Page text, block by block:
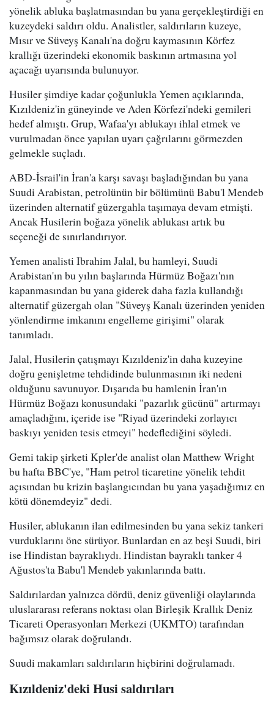
yönelik abluka başlatmasından bu yana gerçekleştirdiği en
kuzeydeki saldırı oldu. Analistler, saldırıların kuzeye,
Mısır ve Süveyş Kanalı'na doğru kaymasının Körfez
krallığı üzerindeki ekonomik baskının artmasına yol
açacağı uyarısında bulunuyor.
Husiler şimdiye kadar çoğunlukla Yemen açıklarında,
Kızıldeniz'in güneyinde ve Aden Körfezi'ndeki gemileri
hedef almıştı. Grup, Wafaa'yı ablukayı ihlal etmek ve
vurulmadan önce yapılan uyarı çağrılarını görmezden
gelmekle suçladı.
ABD-İsrail'in İran'a karşı savaşı başladığından bu yana
Suudi Arabistan, petrolünün bir bölümünü Babu'l Mendeb
üzerinden alternatif güzergahla taşımaya devam etmişti.
Ancak Husilerin boğaza yönelik ablukası artık bu
seçeneği de sınırlandırıyor.
Yemen analisti Ibrahim Jalal, bu hamleyi, Suudi
Arabistan'ın bu yılın başlarında Hürmüz Boğazı'nın
kapanmasından bu yana giderek daha fazla kullandığı
alternatif güzergah olan "Süveyş Kanalı üzerinden yeniden
yönlendirme imkanını engelleme girişimi" olarak
tanımladı.
Jalal, Husilerin çatışmayı Kızıldeniz'in daha kuzeyine
doğru genişletme tehdidinde bulunmasının iki nedeni
olduğunu savunuyor. Dışarıda bu hamlenin İran'ın
Hürmüz Boğazı konusundaki "pazarlık gücünü" artırmayı
amaçladığını, içeride ise "Riyad üzerindeki zorlayıcı
baskıyı yeniden tesis etmeyi" hedeflediğini söyledi.
Gemi takip şirketi Kpler'de analist olan Matthew Wright
bu hafta BBC'ye, "Ham petrol ticaretine yönelik tehdit
açısından bu krizin başlangıcından bu yana yaşadığımız en
kötü dönemdeyiz" dedi.
Husiler, ablukanın ilan edilmesinden bu yana sekiz tankeri
vurduklarını öne sürüyor. Bunlardan en az beşi Suudi, biri
ise Hindistan bayraklıydı. Hindistan bayraklı tanker 4
Ağustos'ta Babu'l Mendeb yakınlarında battı.
Saldırılardan yalnızca dördü, deniz güvenliği olaylarında
uluslararası referans noktası olan Birleşik Krallık Deniz
Ticareti Operasyonları Merkezi (UKMTO) tarafından
bağımsız olarak doğrulandı.
Suudi makamları saldırıların hiçbirini doğrulamadı.
Kızıldeniz'deki Husi saldırıları